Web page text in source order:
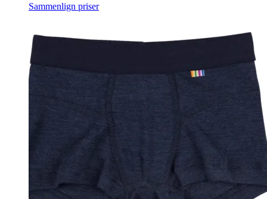
Sammenlign priser